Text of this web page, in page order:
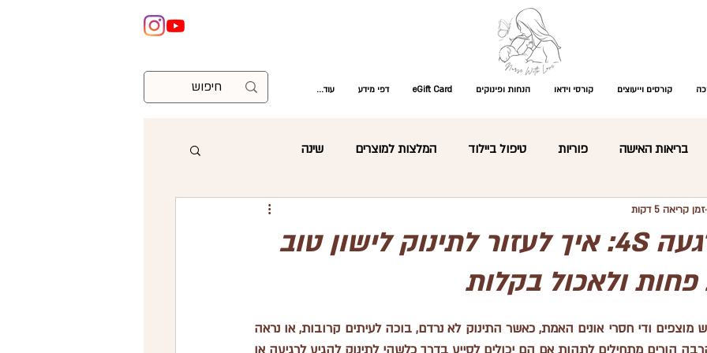
קורסים וייעוצים קורסי וידאו הנחות ופינוקים eGift Card דפי מידע עוד...
בריאות האישה פוריות טיפול ביילוד המלצות למוצרים שינה
התפתחות תינוקות
מוצרים כללי מקרים רפואיים ומחלות ילדות
טכניקות הרגעה 4S: איך לעזור לתינוק לישון טוב
פחות ולאכול בקלות
זמן קריאה 5 דקות